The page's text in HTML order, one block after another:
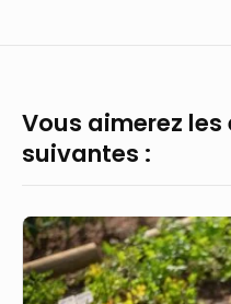
Vous aimerez
suivantes :
Comment
faire
un